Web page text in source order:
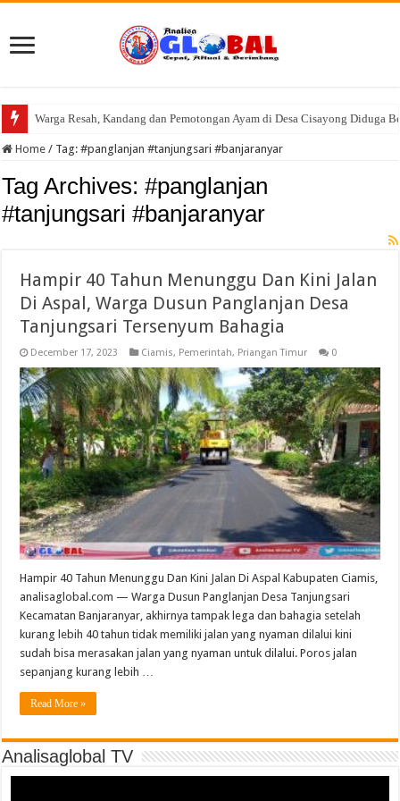
Warga Resah, Kandang dan Pemotongan Ayam di Desa Cisayong Diduga
Konsolidasi Kader, DPC PKB Kabupaten Tasikmalaya Gelar Pra Musran
Home / Tag:#panglanjan #tanjungsari #banjaranyar
Tag Archives:#panglanjan
#tanjungsari #banjaranyar
Hampir 40 Tahun Menunggu Dan Kini Jalan
Di Aspal, Warga Dusun Panglanjan Desa
Tanjungsari Tersenyum Bahagia
December 17, 2023 Ciamis, Pemerintah, Priangan Timur 0
Hampir 40 Tahun Menunggu Dan Kini Jalan Di Aspal Kabupaten Ciamis,
analisaglobal.com — Warga Dusun Panglanjan Desa Tanjungsari
Kecamatan Banjaranyar, akhirnya tampak lega dan bahagia setelah
kurang lebih 40 tahun tidak memiliki jalan yang nyaman dilalui kini
sudah bisa merasakan jalan yang nyaman untuk dilalui. Poros jalan
sepanjang kurang lebih …
Read More »
Analisaglobal TV